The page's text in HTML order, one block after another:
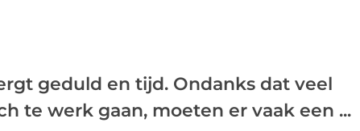
geduld en tijd. Ondanks dat veel
te werk gaan, moeten er vaak een ...